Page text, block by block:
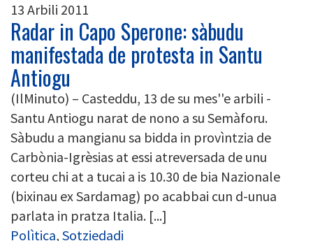
13 Arbili 2011
Radar in Capo Sperone: sàbudu
manifestada de protesta in Santu
Antiogu
(IlMinuto) – Casteddu, 13 de su mes''e arbili -
Santu Antiogu narat de nono a su Semàforu.
Sàbudu a mangianu sa bidda in provìntzia de
Carbònia-Igrèsias at essi atreversada de unu
corteu chi at a tucai a is 10.30 de bia Nazionale
(bixinau ex Sardamag) po acabbai cun d-unua
parlata in pratza Italia. [...]
Polìtica, Sotziedadi